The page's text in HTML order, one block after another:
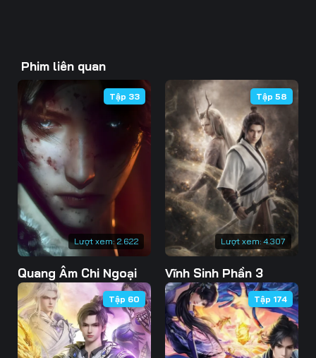
47 48
49 51
52 54
55 57
58 60
61 63
64 66
67 68 69
70 71 72
Phim liên quan
Lượt xem: 2.622
Tập 33
Quang Âm Chi Ngoại
Lượt xem: 4.307
Tập 58
Vĩnh Sinh Phần 3
Tập 60 Tập 174